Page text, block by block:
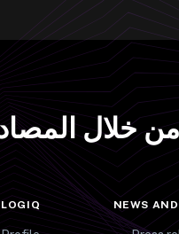
من خلال
NEWS